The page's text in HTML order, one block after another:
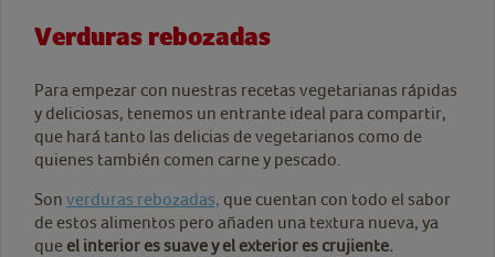
Verduras rebozadas
Para empezar con nuestras recetas vegetarianas rápidas
y deliciosas, tenemos un entrante ideal para compartir,
que hará tanto las delicias de vegetarianos como de
quienes también comen carne y pescado.
Son verduras rebozadas, que cuentan con todo el sabor
de estos alimentos pero añaden una textura nueva, ya
que el interior es suave y el exterior es crujiente.